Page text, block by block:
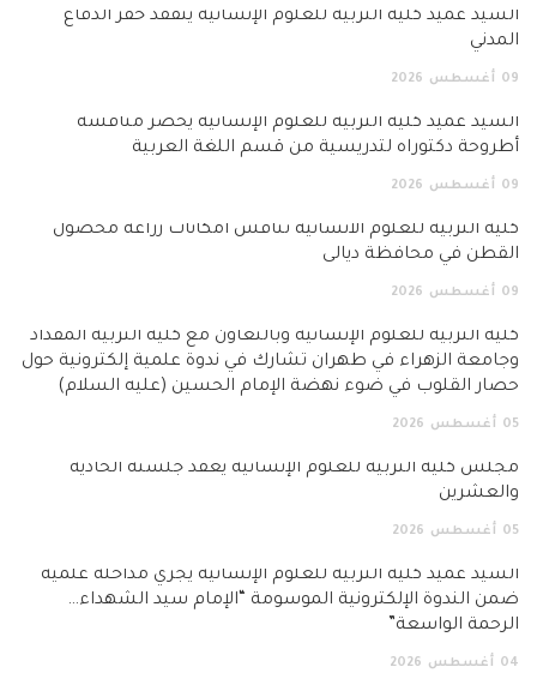
السيد عميد كلية التربية للعلوم الإنسانية يتفقد خفر الدفاع
المدني
09 أغسطس 2026
السيد عميد كلية التربية للعلوم الإنسانية يحضر مناقشة
أطروحة دكتوراه لتدريسية من قسم اللغة العربية
09 أغسطس 2026
كلية التربية للعلوم الانسانية تناقش امكانات زراعة محصول
القطن في محافظة ديالى
09 أغسطس 2026
كلية التربية للعلوم الإنسانية وبالتعاون مع كلية التربية المقداد
وجامعة الزهراء في طهران تشارك في ندوة علمية إلكترونية حول
حصار القلوب في ضوء نهضة الإمام الحسين (عليه السلام)
05 أغسطس 2026
مجلس كلية التربية للعلوم الإنسانية يعقد جلسته الحادية
والعشرين
05 أغسطس 2026
السيد عميد كلية التربية للعلوم الإنسانية يجري مداخلة علمية
ضمن الندوة الإلكترونية الموسومة “الإمام سيد الشهداء…
الرحمة الواسعة”
04 أغسطس 2026